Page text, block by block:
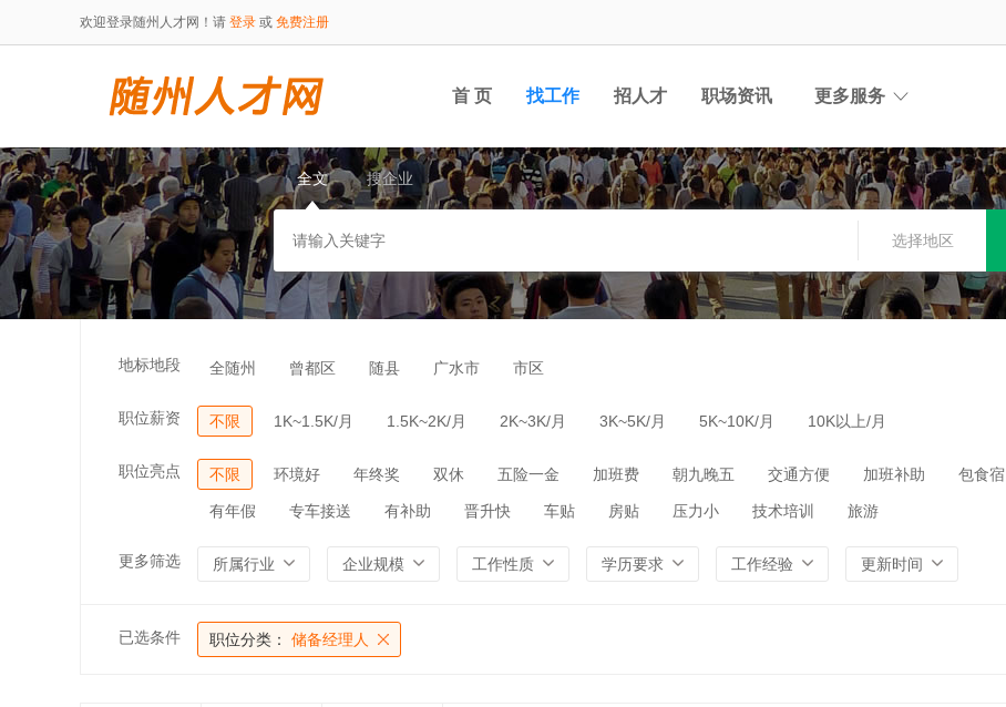
欢迎登录随州人才网！请 登录 或 免费注册
首 页 找工作 招人才 职场资讯 更多服务
全文 搜企业
选择地区
地标地段 全随州 曾都区 随县 广水市 市区
职位薪资 不限 1K~1.5K/月 1.5K~2K/月 2K~3K/月 3K~5K/月 5K~10K/月 10K以上/月
职位亮点 不限 环境好 年终奖 双休 五险一金 加班费 朝九晚五 交通方便 加班补助 包食宿
有年假 专车接送 有补助 晋升快 车贴 房贴 压力小 技术培训 旅游
更多筛选 所属行业 企业规模 工作性质 学历要求 工作经验 更新时间
已选条件 职位分类： 储备经理人